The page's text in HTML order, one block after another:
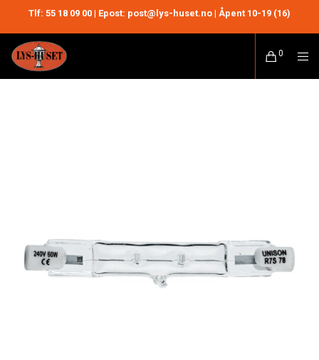
Tlf: 55 18 09 00 | Epost: post@lys-huset.no | Åpent 10-19 (16)
0